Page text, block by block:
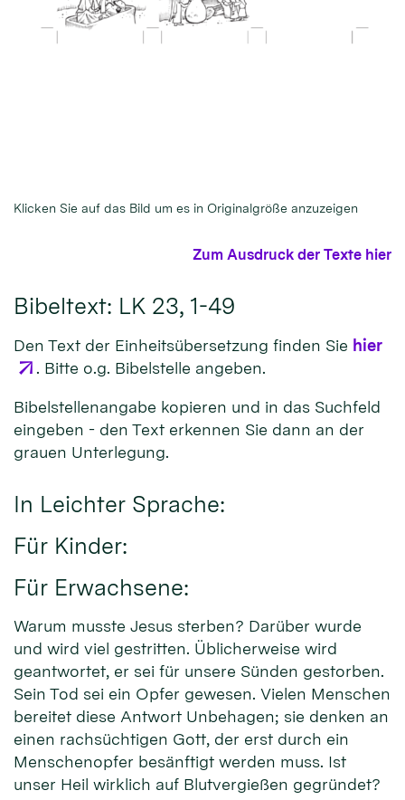
Klicken Sie auf das Bild um es in Originalgröße anzuzeigen
Zum Ausdruck der Texte hier
Bibeltext: LK 23, 1-49
Den Text der Einheitsübersetzung finden Sie hier
. Bitte o.g. Bibelstelle angeben.
Bibelstellenangabe kopieren und in das Suchfeld
eingeben - den Text erkennen Sie dann an der
grauen Unterlegung.
In Leichter Sprache:
Für Kinder:
Für Erwachsene:
Warum musste Jesus sterben? Darüber wurde
und wird viel gestritten. Üblicherweise wird
geantwortet, er sei für unsere Sünden gestorben.
Sein Tod sei ein Opfer gewesen. Vielen Menschen
bereitet diese Antwort Unbehagen; sie denken an
einen rachsüchtigen Gott, der erst durch ein
Menschenopfer besänftigt werden muss. Ist
unser Heil wirklich auf Blutvergießen gegründet?